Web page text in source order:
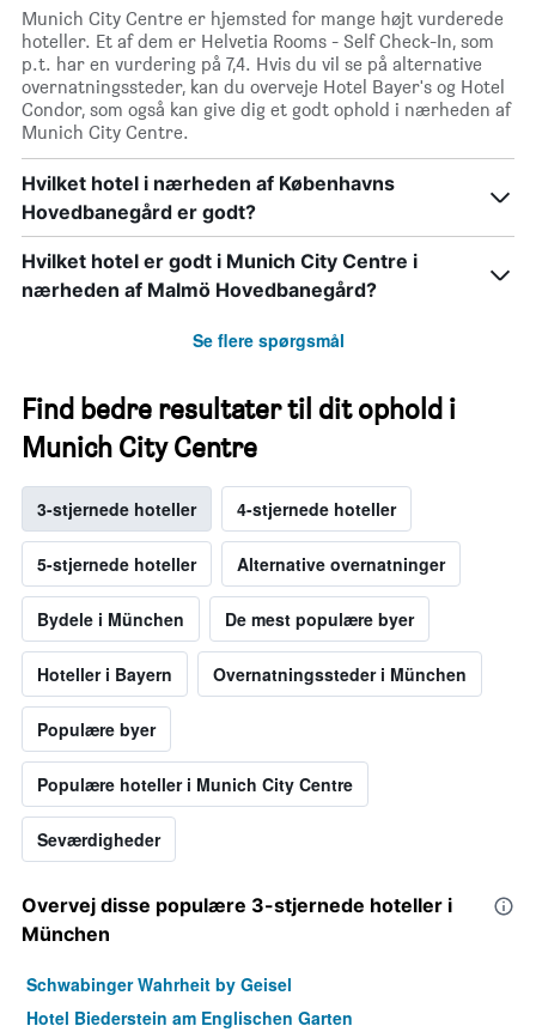
Munich City Centre er hjemsted for mange højt vurderede
hoteller. Et af dem er Helvetia Rooms - Self Check-In, som
p.t. har en vurdering på 7,4. Hvis du vil se på alternative
overnatningssteder, kan du overveje Hotel Bayer's og Hotel
Condor, som også kan give dig et godt ophold i nærheden af
Munich City Centre.
Hvilket hotel i nærheden af Københavns
Hovedbanegård er godt?
Hvilket hotel er godt i Munich City Centre i
nærheden af Malmö Hovedbanegård?
Se flere spørgsmål
Find bedre resultater til dit ophold i
Munich City Centre
3-stjernede hoteller 4-stjernede hoteller
5-stjernede hoteller Alternative overnatninger
Bydele i München De mest populære byer
Hoteller i Bayern Overnatningssteder i München
Populære byer
Populære hoteller i Munich City Centre
Seværdigheder
Overvej disse populære 3-stjernede hoteller i
München
Schwabinger Wahrheit by Geisel
Hotel Biederstein am Englischen Garten